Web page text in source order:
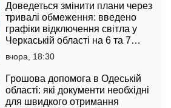
Доведеться змінити плани через
тривалі обмеження: введено
графіки відключення світла у
Черкаській області на 6 та 7
серпня
вчора, 18:30
Грошова допомога в Одеській
області: які документи необхідні
для швидкого отримання